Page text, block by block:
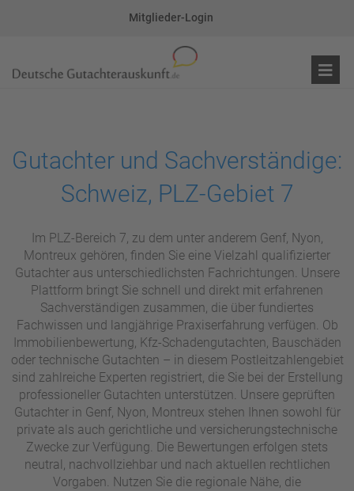
Mitglieder-Login
Gutachter und Sachverständige:
Schweiz, PLZ-Gebiet 7
Im PLZ-Bereich 7, zu dem unter anderem Genf, Nyon,
Montreux gehören, finden Sie eine Vielzahl qualifizierter
Gutachter aus unterschiedlichsten Fachrichtungen. Unsere
Plattform bringt Sie schnell und direkt mit erfahrenen
Sachverständigen zusammen, die über fundiertes
Fachwissen und langjährige Praxiserfahrung verfügen. Ob
Immobilienbewertung, Kfz-Schadengutachten, Bauschäden
oder technische Gutachten – in diesem Postleitzahlengebiet
sind zahlreiche Experten registriert, die Sie bei der Erstellung
professioneller Gutachten unterstützen. Unsere geprüften
Gutachter in Genf, Nyon, Montreux stehen Ihnen sowohl für
private als auch gerichtliche und versicherungstechnische
Zwecke zur Verfügung. Die Bewertungen erfolgen stets
neutral, nachvollziehbar und nach aktuellen rechtlichen
Vorgaben. Nutzen Sie die regionale Nähe, die